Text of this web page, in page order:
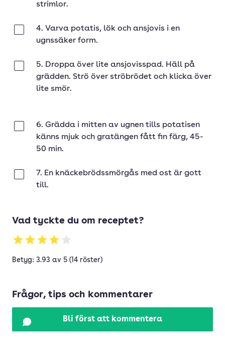
strimlor.
4. Varva potatis, lök och ansjovis i en
ugnssäker form.
5. Droppa över lite ansjovisspad. Häll på
grädden. Strö över ströbrödet och klicka över
lite smör.
6. Grädda i mitten av ugnen tills potatisen
känns mjuk och gratängen fått fin färg, 45-
50 min.
7. En knäckebrödssmörgås med ost är gott
till.
Vad tyckte du om receptet?
Betyg: 3.93 av 5 (14 röster)
Frågor, tips och kommentarer
Bli först att kommentera